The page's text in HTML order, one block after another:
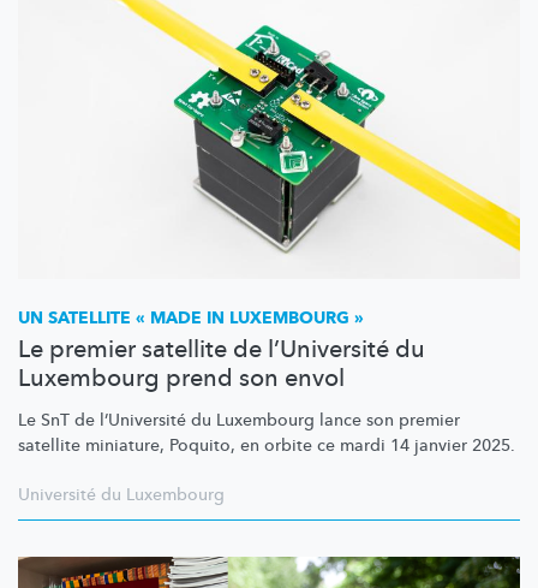
UN SATELLITE « MADE IN LUXEMBOURG »
Le premier satellite de l’Université du
Luxembourg prend son envol
Le SnT de l’Université du Luxembourg lance son premier
satellite miniature, Poquito, en orbite ce mardi 14 janvier 2025.
Université du Luxembourg